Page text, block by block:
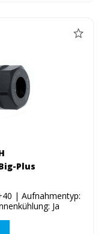
Plus
| Aufnahmentyp:
Ja